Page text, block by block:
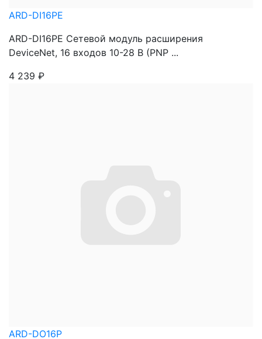
ARD-DI16PE
ARD-DI16PE Сетевой модуль расширения
DeviceNet, 16 входов 10-28 В (PNP ...
4 239 ₽
ARD-DO16P